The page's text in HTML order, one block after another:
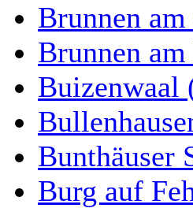
Brunnen
Brunnen
Buizenwaal
Bunthäuser
Burg auf